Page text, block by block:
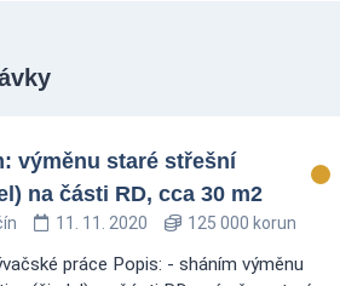
výměnu staré střešní
na části RD, cca 30 m2
11. 11. 2020 125 000 korun
práce Popis: - sháním výměnu